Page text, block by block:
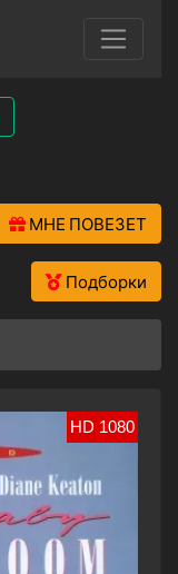
МНЕ ПОВЕЗЕТ
Подборки
HD 1080